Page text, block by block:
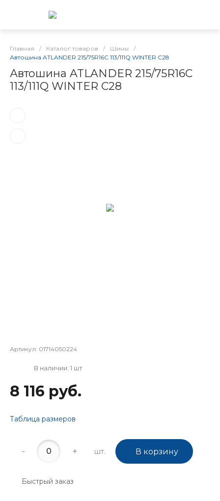
Главная / Каталог товаров / Шины
/
Автошина ATLANDER 215/75R16C 113/111Q WINTER C28
Автошина ATLANDER 215/75R16C
113/111Q WINTER C28
Артикул: 01714050224
В наличии: 1 шт
8 116 руб.
Таблица размеров
- + шт. В корзину
Быстрый заказ